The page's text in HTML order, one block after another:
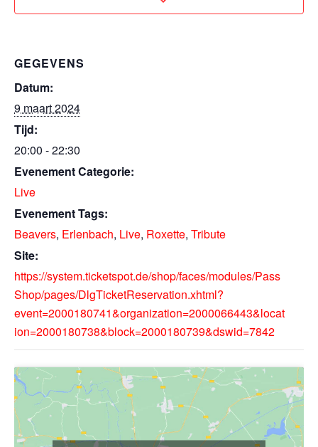
GEGEVENS
Datum:
9 maart 2024
Tijd:
20:00 - 22:30
Evenement Categorie:
Live
Evenement Tags:
Beavers, Erlenbach, Live, Roxette, Tribute
Site:
https://system.ticketspot.de/shop/faces/modules/Pass
Shop/pages/DlgTicketReservation.xhtml?
event=2000180741&organization=2000066443&locat
ion=2000180738&block=2000180739&dswid=7842